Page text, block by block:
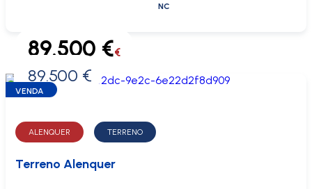
NC
0 €
89.500 €€
89.500 €
VENDA
ALENQUER TERRENO
Terreno Alenquer